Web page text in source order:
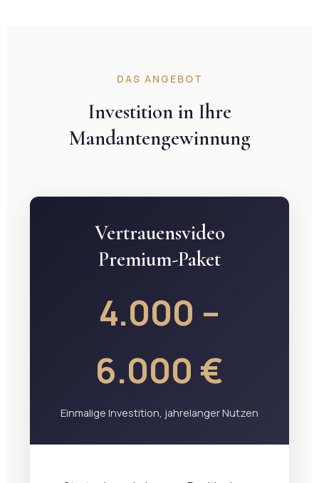
DAS ANGEBOT
Investition in Ihre
Mandantengewinnung
Vertrauensvideo
Premium-Paket
4.000 –
6.000 €
Einmalige Investition, jahrelanger Nutzen